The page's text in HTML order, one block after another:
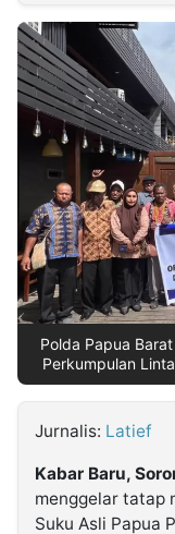
INDONESIA
Partner
Insight
Suara
Time
Lens
Daily
Jogja
Jalan
Rakyat
Idealita
News
Kita
Notice
Radar
Baru
Seedbacklink
Follow
Kabarbaru
Polda Papua
Perkumpulan
Jurnalis: Latief
Kabar Baru,
menggelar tatap
Suku Asli Papua